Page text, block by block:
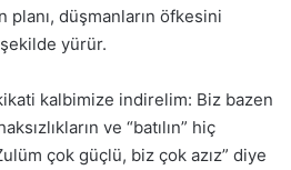
planı, düşmanların öfkesini
yürür.
kalbimize indirelim: Biz bazen
ve “batılın” hiç
çok güçlü, biz çok azız” diye